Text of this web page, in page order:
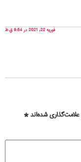
فوریه 22, 2021 در 9:54 ق.ظ
شده‌اند*